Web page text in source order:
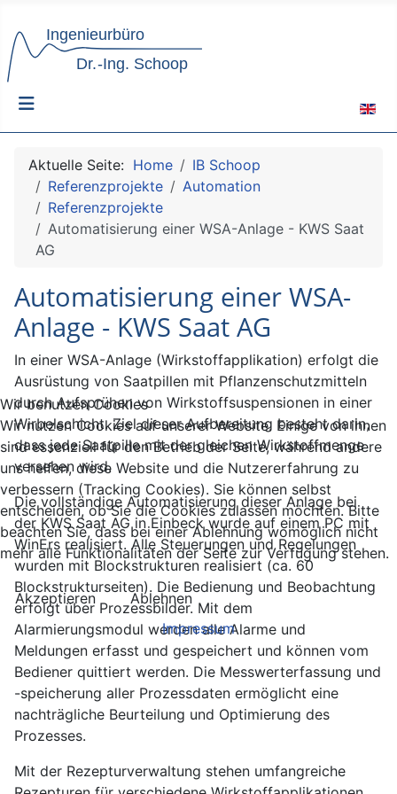
Aktuelle Seite: Home
IB Schoop
Referenzprojekte
Automation
Referenzprojekte
Automatisierung einer WSA-Anlage - KWS Saat
AG
Automatisierung einer WSA-
Anlage - KWS Saat AG
In einer WSA-Anlage (Wirkstoffapplikation) erfolgt die
Ausrüstung von Saatpillen mit Pflanzenschutzmitteln
durch Aufsprühen von Wirkstoffsuspensionen in einer
Wirbelschicht. Ziel dieser Aufbereitung besteht darin,
dass jede Saatpille mit der gleichen Wirkstoffmenge
versehen wird.
Die vollständige Automatisierung dieser Anlage bei
der KWS Saat AG in Einbeck wurde auf einem PC mit
WinErs realisiert. Alle Steuerungen und Regelungen
wurden mit Blockstrukturen realisiert (ca. 60
Blockstrukturseiten). Die Bedienung und Beobachtung
erfolgt über Prozessbilder. Mit dem
Alarmierungsmodul werden alle Alarme und
Meldungen erfasst und gespeichert und können vom
Bediener quittiert werden. Die Messwerterfassung und
-speicherung aller Prozessdaten ermöglicht eine
nachträgliche Beurteilung und Optimierung des
Prozesses.
Mit der Rezepturverwaltung stehen umfangreiche
Wir benutzen Cookies
Wir nutzen Cookies auf unserer Website. Einige von ihnen
sind essenziell für den Betrieb der Seite, während andere
uns helfen, diese Website und die Nutzererfahrung zu
verbessern (Tracking Cookies). Sie können selbst
entscheiden, ob Sie die Cookies zulassen möchten. Bitte
beachten Sie, dass bei einer Ablehnung womöglich nicht
mehr alle Funktionalitäten der Seite zur Verfügung stehen.
Akzeptieren
Ablehnen
Impressum